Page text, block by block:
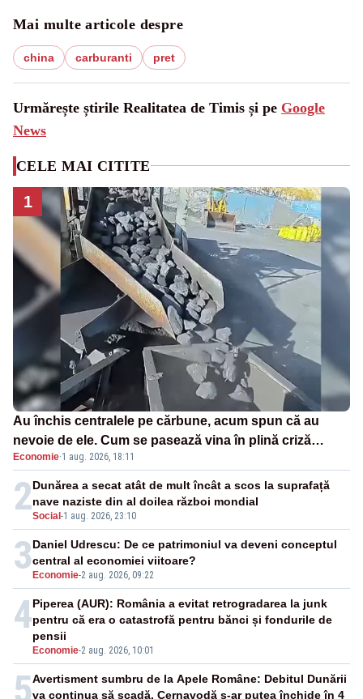
Mai multe articole despre
china carburanti pret
Urmărește știrile Realitatea de Timis și pe Google
News
CELE MAI CITITE
1
Au închis centralele pe cărbune, acum spun că au
nevoie de ele. Cum se pasează vina în plină criză
energetică
Economie·1 aug. 2026, 18:11
2Social -1 aug. 2026, 23:10
Dunărea a secat atât de mult încât a scos la suprafață
nave naziste din al doilea război mondial
3 Economie-2 aug. 2026, 09:22
Daniel Udrescu: De ce patrimoniul va deveni conceptul
central al economiei viitoare?
4
Economie-2 aug. 2026, 10:01
Piperea (AUR): România a evitat retrogradarea la junk
pentru că era o catastrofă pentru bănci și fondurile de
pensii
5Avertisment sumbru de la Apele Române: Debitul Dunării
va continua să scadă. Cernavodă s-ar putea închide în 4